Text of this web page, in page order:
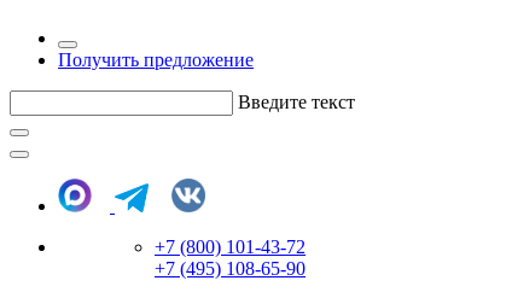
Получить предложение
Введите текст
+7 (800) 101-43-72
+7 (495) 108-65-90